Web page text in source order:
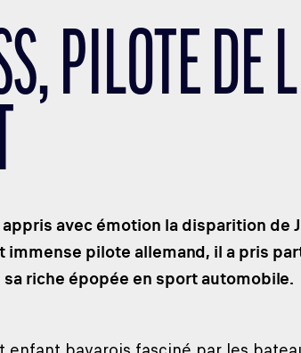
PILOTE DE
avec émotion la disparition de
immense pilote allemand, il a pris
riche épopée en sport automobile.